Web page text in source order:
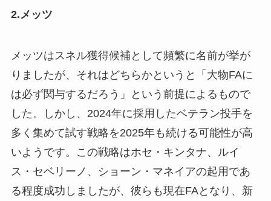
2.メッツ
メッツはスネル獲得候補として頻繁に名前が挙が
りましたが、それはどちらかというと「大物FAに
は必ず関与するだろう」という前提によるもので
した。しかし、2024年に採用したベテラン投手を
多く集めて試す戦略を2025年も続ける可能性が高
いようです。この戦略はホセ・キンタナ、ルイ
ス・セベリーノ、ショーン・マネイアの起用であ
る程度成功しましたが、彼らも現在FAとなり、新